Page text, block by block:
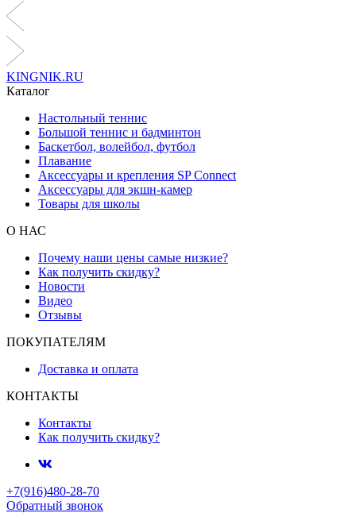
KINGNIK.RU
Каталог
Настольный теннис
Большой теннис и бадминтон
Баскетбол, волейбол, футбол
Плавание
Аксессуары и крепления SP Connect
Аксессуары для экшн-камер
Товары для школы
О НАС
Почему наши цены самые низкие?
Как получить скидку?
Новости
Видео
Отзывы
ПОКУПАТЕЛЯМ
Доставка и оплата
КОНТАКТЫ
Контакты
Как получить скидку?
+7(916)480-28-70
Обратный звонок